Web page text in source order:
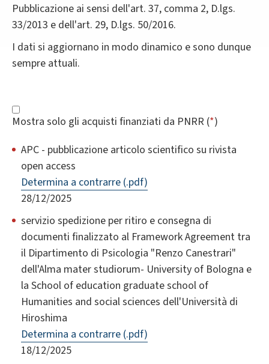
Pubblicazione ai sensi dell'art. 37, comma 2, D.lgs.
33/2013 e dell'art. 29, D.lgs. 50/2016.
I dati si aggiornano in modo dinamico e sono dunque
sempre attuali.
Mostra solo gli acquisti finanziati da PNRR (*)
APC - pubblicazione articolo scientifico su rivista
open access
Determina a contrarre (.pdf)
28/12/2025
servizio spedizione per ritiro e consegna di
documenti finalizzato al Framework Agreement tra
il Dipartimento di Psicologia "Renzo Canestrari"
dell'Alma mater studiorum- University of Bologna e
la School of education graduate school of
Humanities and social sciences dell'Università di
Hiroshima
Determina a contrarre (.pdf)
18/12/2025